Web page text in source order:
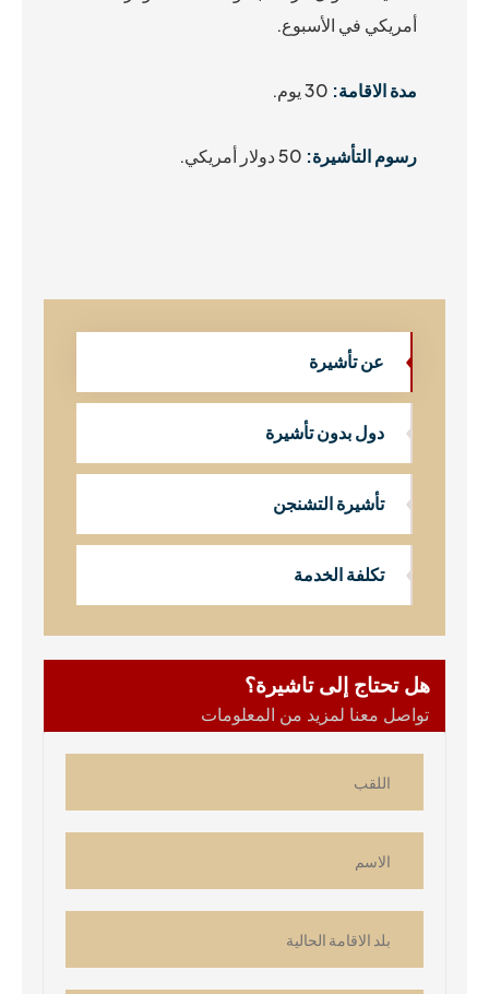
أمريكي في الأسبوع.
مدة الاقامة: 30 يوم.
رسوم التأشيرة: 50 دولار أمريكي.
عن تأشيرة
دول بدون تأشيرة
تأشيرة التشنجن
تكلفة الخدمة
هل تحتاج إلى تاشيرة؟
تواصل معنا لمزيد من المعلومات